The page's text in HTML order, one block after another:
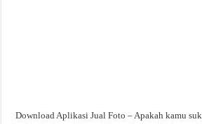
Download Aplikasi Jual Foto – Apakah kamu